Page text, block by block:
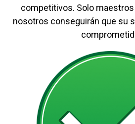
competitivos. Solo
nosotros conseguirán que su